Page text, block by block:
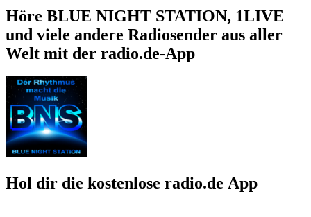
Höre BLUE NIGHT STATION, 1LIVE
und viele andere Radiosender aus aller
Welt mit der radio.de-App
Hol dir die kostenlose radio.de App